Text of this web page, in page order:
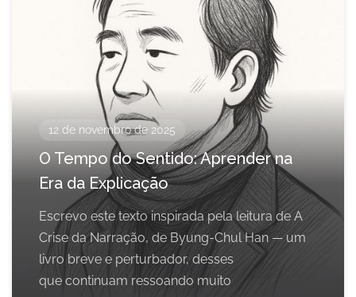
12 de novembro de 2025
O Tempo do Sentido: Aprender na
Era da Explicação
Escrevo este texto inspirada pela leitura de A
Crise da Narração, de Byung-Chul Han — um
livro breve e perturbador, desses
que continuam ressoando muito